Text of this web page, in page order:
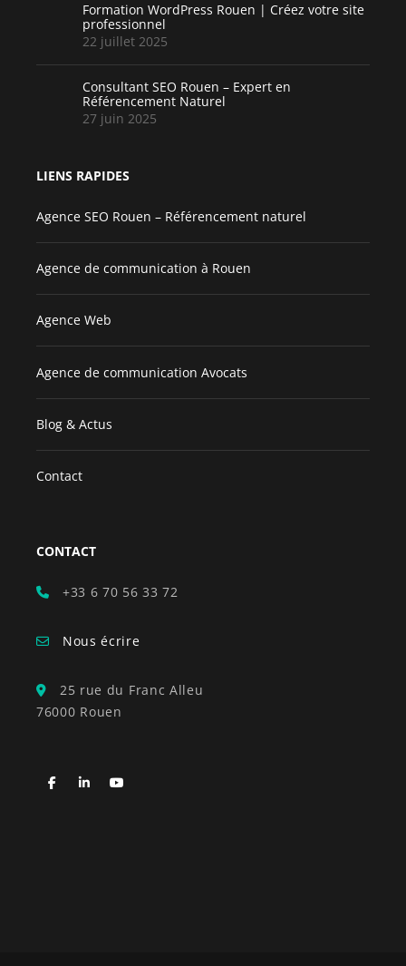
Formation WordPress Rouen | Créez votre site
professionnel
22 juillet 2025
Consultant SEO Rouen – Expert en
Référencement Naturel
27 juin 2025
LIENS RAPIDES
Agence SEO Rouen – Référencement naturel
Agence de communication à Rouen
Agence Web
Agence de communication Avocats
Blog & Actus
Contact
CONTACT
+33 6 70 56 33 72
Nous écrire
25 rue du Franc Alleu
76000 Rouen